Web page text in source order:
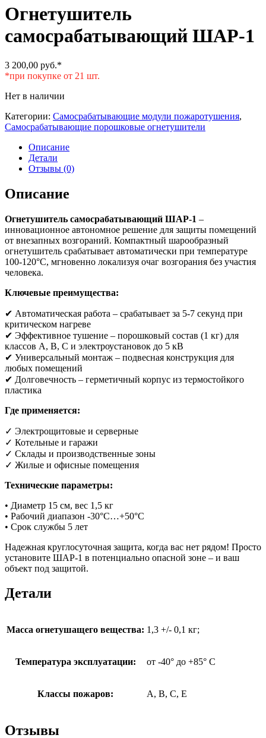
Огнетушитель
самосрабатывающий ШАР-1
3 200,00 руб.*
*при покупке от 21 шт.
Нет в наличии
Категории: Самосрабатывающие модули пожаротушения,
Самосрабатывающие порошковые огнетушители
Описание
Детали
Отзывы (0)
Описание
Огнетушитель самосрабатывающий ШАР-1 –
инновационное автономное решение для защиты помещений
от внезапных возгораний. Компактный шарообразный
огнетушитель срабатывает автоматически при температуре
100-120°С, мгновенно локализуя очаг возгорания без участия
человека.
Ключевые преимущества:
✔ Автоматическая работа – срабатывает за 5-7 секунд при
критическом нагреве
✔ Эффективное тушение – порошковый состав (1 кг) для
классов A, B, C и электроустановок до 5 кВ
✔ Универсальный монтаж – подвесная конструкция для
любых помещений
✔ Долговечность – герметичный корпус из термостойкого
пластика
Где применяется:
✓ Электрощитовые и серверные
✓ Котельные и гаражи
✓ Склады и производственные зоны
✓ Жилые и офисные помещения
Технические параметры:
• Диаметр 15 см, вес 1,5 кг
• Рабочий диапазон -30°С…+50°С
• Срок службы 5 лет
Надежная круглосуточная защита, когда вас нет рядом! Просто
установите ШАР-1 в потенциально опасной зоне – и ваш
объект под защитой.
Детали
Масса огнетушащего вещества: 1,3 +/- 0,1 кг;
Температура эксплуатации: от -40° до +85° С
Классы пожаров: A, B, C, E
Отзывы